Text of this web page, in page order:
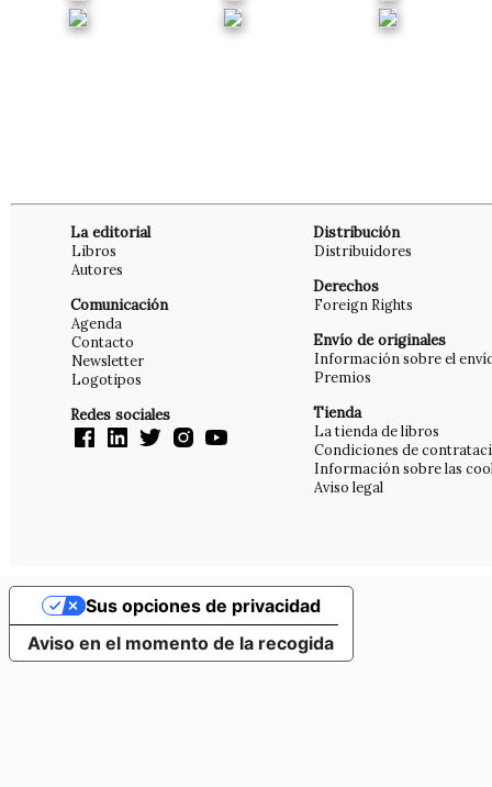
La editorial
Libros
Autores
Comunicación
Agenda
Contacto
Newsletter
Logotipos
Redes sociales
Distribución
Distribuidores
Derechos
Foreign Rights
Envío de originales
Información sobre el
Premios
Tienda
La tienda de libros
Condiciones de
Información sobre las
Aviso legal
Aviso en el momento de la recogida
Sus opciones de privacidad